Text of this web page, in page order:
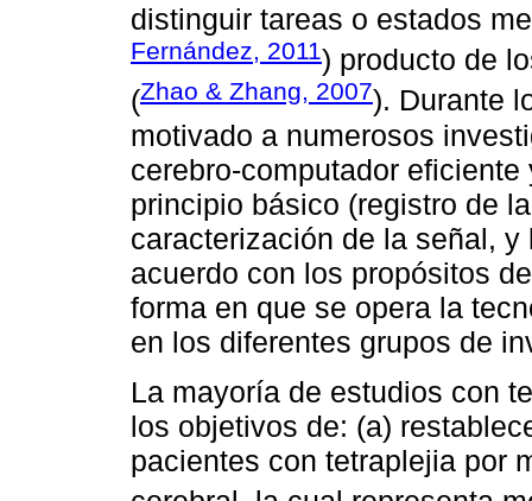
distinguir tareas o estados
Fernández, 2011) producto de
(Zhao & Zhang, 2007). Durante
motivado a numerosos
cerebro-computador
principio básico (registro de
caracterización de la señal,
acuerdo con los propósitos
forma en que se opera la
en los diferentes grupos de
La mayoría de estudios con
los objetivos de: (a)
pacientes con tetraplejia por